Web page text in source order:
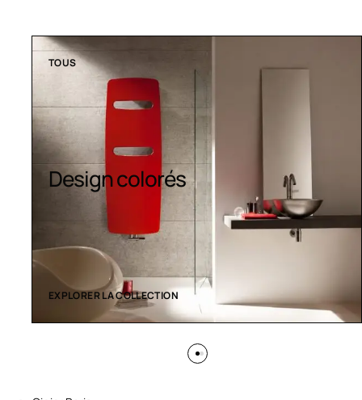
TOUS
Sèche-serviettes
contemporains
EXPLORER LA COLLECTION